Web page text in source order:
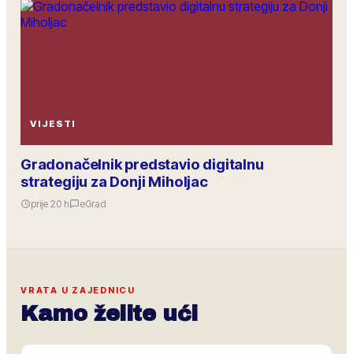
VIJESTI
Gradonačelnik predstavio digitalnu
strategiju za Donji Miholjac
prije 20 h eGrad
VRATA U ZAJEDNICU
Kamo želite ući